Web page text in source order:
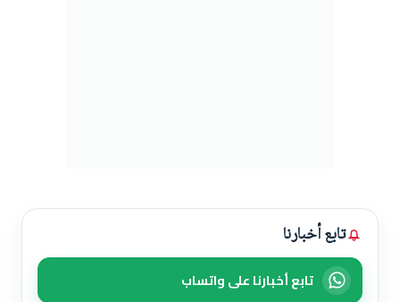
تابع أخبارنا
تابع أخبارنا على واتساب